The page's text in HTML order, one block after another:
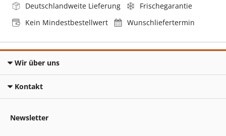
Deutschlandweite Lieferung
Frischegarantie
Kein Mindestbestellwert
Wunschliefertermin
Wir über uns
Kontakt
Newsletter